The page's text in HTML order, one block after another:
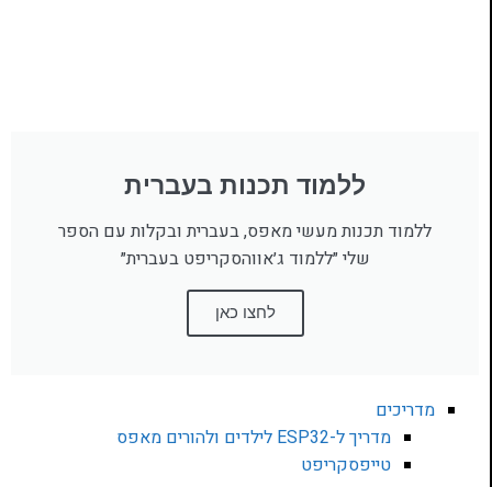
ללמוד תכנות בעברית
ללמוד תכנות מעשי מאפס, בעברית ובקלות עם הספר
שלי ״ללמוד ג׳אווהסקריפט בעברית״
לחצו כאן
מדריכים
מדריך ל-ESP32 לילדים ולהורים מאפס
טייפסקריפט